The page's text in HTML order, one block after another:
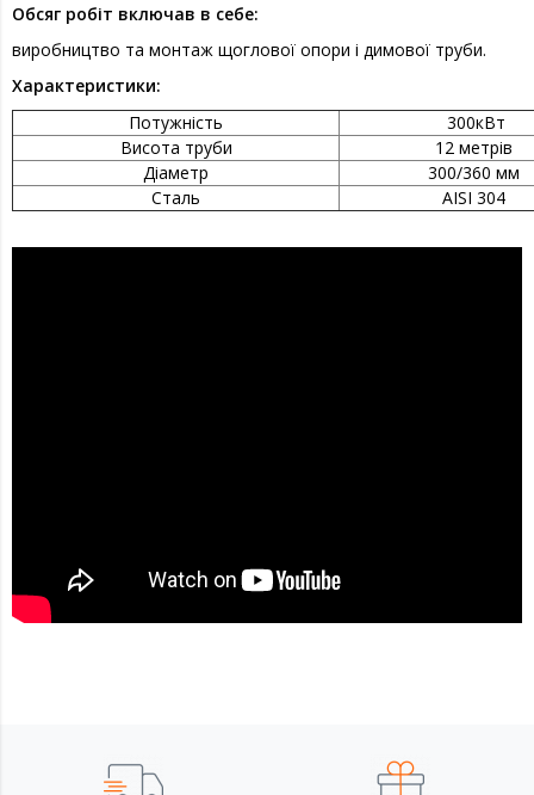
Обсяг робіт включав в себе:
виробництво та монтаж щоглової опори і димової труби.
Характеристики:
Потужність
300кВт
Висота труби
12 метрів
Діаметр
300/360 мм
Сталь
AISI 304